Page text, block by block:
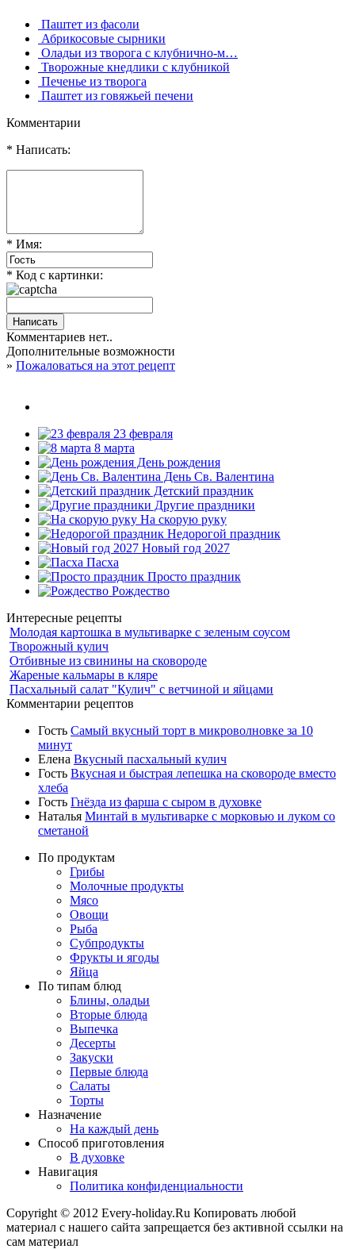
Паштет из фасоли
Абрикосовые сырники
Оладьи из творога с клубнично-м…
Творожные кнедлики с клубникой
Печенье из творога
Паштет из говяжьей печени
Комментарии
* Написать:
* Имя:
* Код с картинки:
Комментариев нет..
Дополнительные возможности
» Пожаловаться на этот рецепт
23 февраля
8 марта
День рождения
День Св. Валентина
Детский праздник
Другие праздники
На скорую руку
Недорогой праздник
Новый год 2027
Пасха
Просто праздник
Рождество
Интересные рецепты
Молодая картошка в мультиварке с зеленым соусом
Творожный кулич
Отбивные из свинины на сковороде
Жареные кальмары в кляре
Пасхальный салат "Кулич" с ветчиной и яйцами
Комментарии рецептов
Гость Самый вкусный торт в микроволновке за 10
минут
Елена Вкусный пасхальный кулич
Гость Вкусная и быстрая лепешка на сковороде вместо
хлеба
Гость Гнёзда из фарша с сыром в духовке
Наталья Минтай в мультиварке с морковью и луком со
сметаной
По продуктам
Грибы
Молочные продукты
Мясо
Овощи
Рыба
Субпродукты
Фрукты и ягоды
Яйца
По типам блюд
Блины, оладьи
Вторые блюда
Выпечка
Десерты
Закуски
Первые блюда
Салаты
Торты
Назначение
На каждый день
Способ приготовления
В духовке
Навигация
Политика конфиденциальности
Copyright © 2012 Every-holiday.Ru Копировать любой
материал с нашего сайта запрещается без активной ссылки на
сам материал